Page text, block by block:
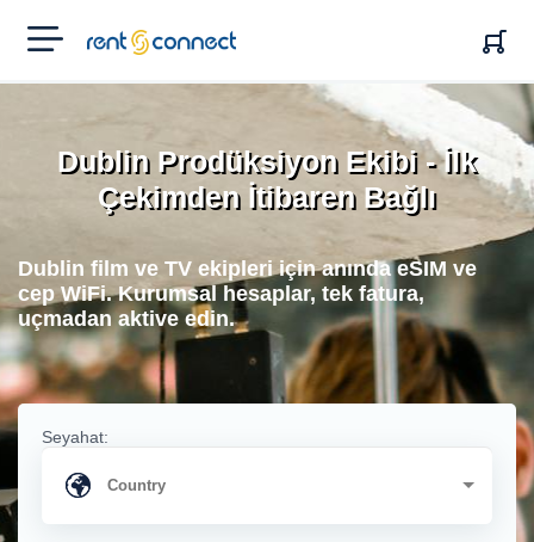
RENT'N
CONNECT
Dublin Prodüksiyon Ekibi - İlk
Çekimden İtibaren Bağlı
Dublin film ve TV ekipleri için anında eSIM ve
cep WiFi. Kurumsal hesaplar, tek fatura,
uçmadan aktive edin.
Seyahat: